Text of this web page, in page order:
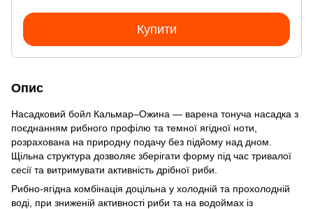
Купити
Опис
Насадковий бойл Кальмар–Ожина — варена тонуча насадка з
поєднанням рибного профілю та темної ягідної ноти,
розрахована на природну подачу без підйому над дном.
Щільна структура дозволяє зберігати форму під час тривалої
сесії та витримувати активність дрібної риби.
Рибно-ягідна комбінація доцільна у холодній та прохолодній
воді, при зниженій активності риби та на водоймах із